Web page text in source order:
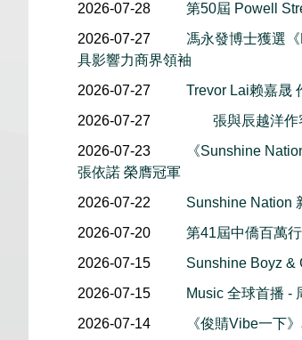
2026-07-28
第50屆 Powell
2026-07-27
馮永發博士獲選
具影響力商界領袖
2026-07-27
Trevor Lai赖嘉晟
2026-07-27
張與辰越洋
2026-07-23
《Sunshine
張依諾 榮膺冠軍
2026-07-22
Sunshine Nation
2026-07-20
第41屆中僑百萬
2026-07-15
Sunshine Boyz
2026-07-15
Music 全球首播 -
2026-07-14
《俊䝼Vibe一下